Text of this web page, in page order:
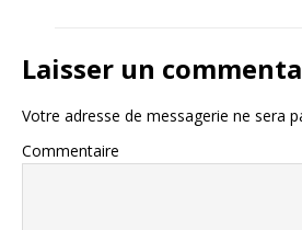
Laisser un
Votre adresse de messagerie ne sera
Commentaire